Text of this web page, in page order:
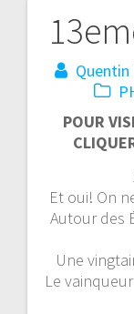
Quentin
POUR
Et oui! On
Autour des
Une
Le
de
l’article